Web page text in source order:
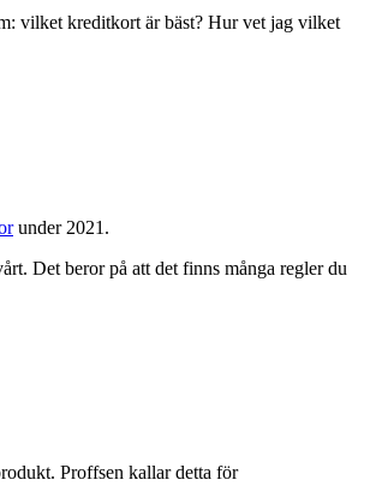
vilket kreditkort är bäst? Hur vet jag vilket
under 2021.
Det beror på att det finns många regler du
Proffsen kallar detta för